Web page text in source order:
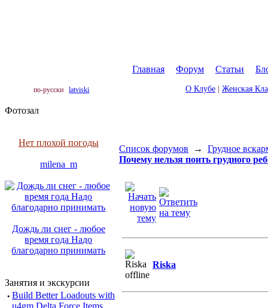
Главная Форум Статьи
по-русски latviski О Клубе Женская
Фотозал
Нет плохой погоды
milena_m
Дождь ли снег - любое
время года Надо
благодарно принимать
Занятия и экскурсии
· Build Better Loadouts with
u4gm Delta Force Items
Список форумов → Грудное
Почему нельзя поить грудного
Riska